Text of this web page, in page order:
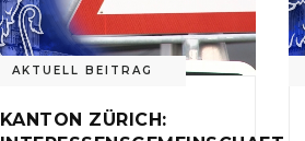
AKTUELL BEITRAG
KANTON ZÜRICH: